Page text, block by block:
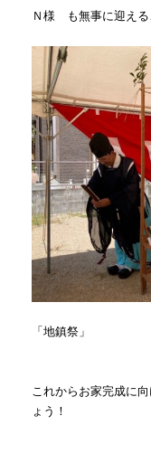
Ｎ様 も無事に迎える
「地鎮祭」
これからお家完成に
ょう！